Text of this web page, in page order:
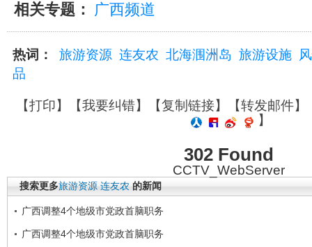
相关专题： 广西频道
热词： 旅游资源 连友农 北海涠洲岛 旅游设施
品
【打印】【我要纠错】【复制链接】【转发邮件】
】
302 Found
CCTV_WebServer
搜索更多旅游资源 连友农 的新闻
广西调整4个地级市党政首脑职务
广西调整4个地级市党政首脑职务